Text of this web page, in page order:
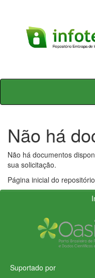
Skip
Não há
Não há documentos
sua solicitação.
Página inicial do repositório
Suportado por